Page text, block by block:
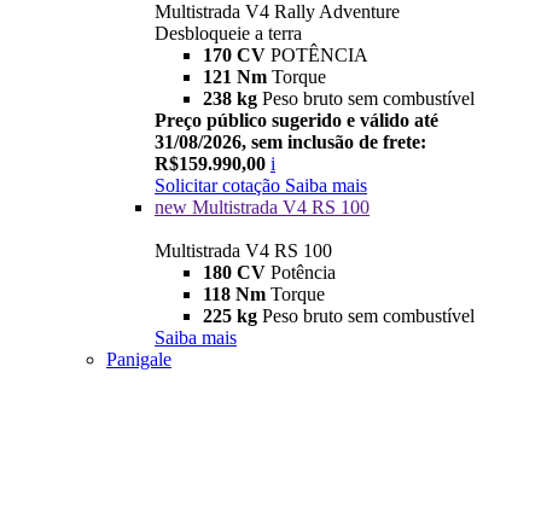
Multistrada V4 Rally Adventure
Desbloqueie a terra
170 CV POTÊNCIA
121 Nm Torque
238 kg Peso bruto sem combustível
Preço público sugerido e válido até
31/08/2026, sem inclusão de frete:
R$159.990,00 i
Solicitar cotação Saiba mais
new Multistrada V4 RS 100
Multistrada V4 RS 100
180 CV Potência
118 Nm Torque
225 kg Peso bruto sem combustível
Saiba mais
Panigale